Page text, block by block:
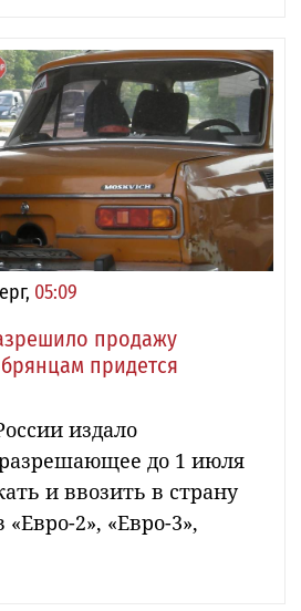
05:09
продажу
придется
издало
до 1 июля
и ввозить в страну
2», «Евро-3»,